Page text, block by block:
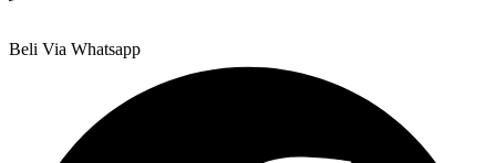
Beli Via Whatsapp